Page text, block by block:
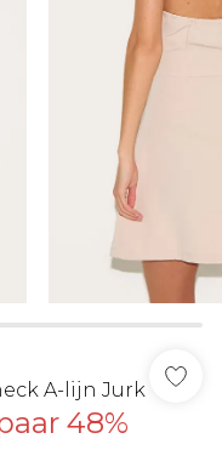
A-lijn Jurk
48%